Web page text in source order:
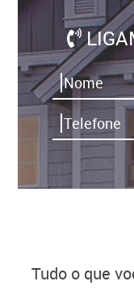
tudo o que você sempre quis saber sobre